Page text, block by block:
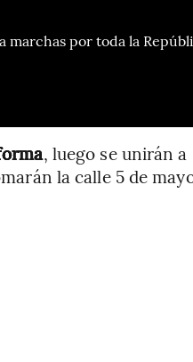
marchas por toda la
, luego se unirán a
la calle 5 de